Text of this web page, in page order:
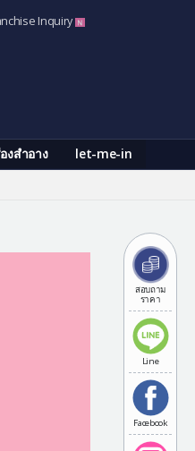
Inquiry
งสำอาง
let-me-in
สอบถาม
ราคา
Line
Facebook